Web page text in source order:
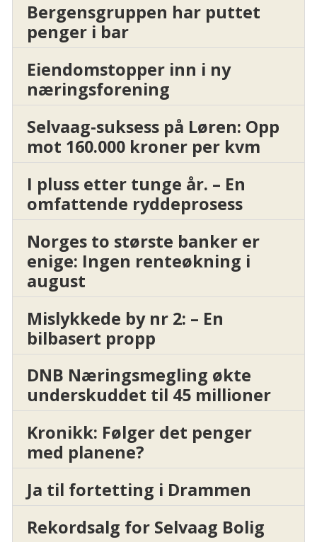
Bergensgruppen har puttet
penger i bar
Eiendomstopper inn i ny
næringsforening
Selvaag-suksess på Løren: Opp
mot 160.000 kroner per kvm
I pluss etter tunge år. – En
omfattende ryddeprosess
Norges to største banker er
enige: Ingen renteøkning i
august
Mislykkede by nr 2: – En
bilbasert propp
DNB Næringsmegling økte
underskuddet til 45 millioner
Kronikk: Følger det penger
med planene?
Ja til fortetting i Drammen
Rekordsalg for Selvaag Bolig